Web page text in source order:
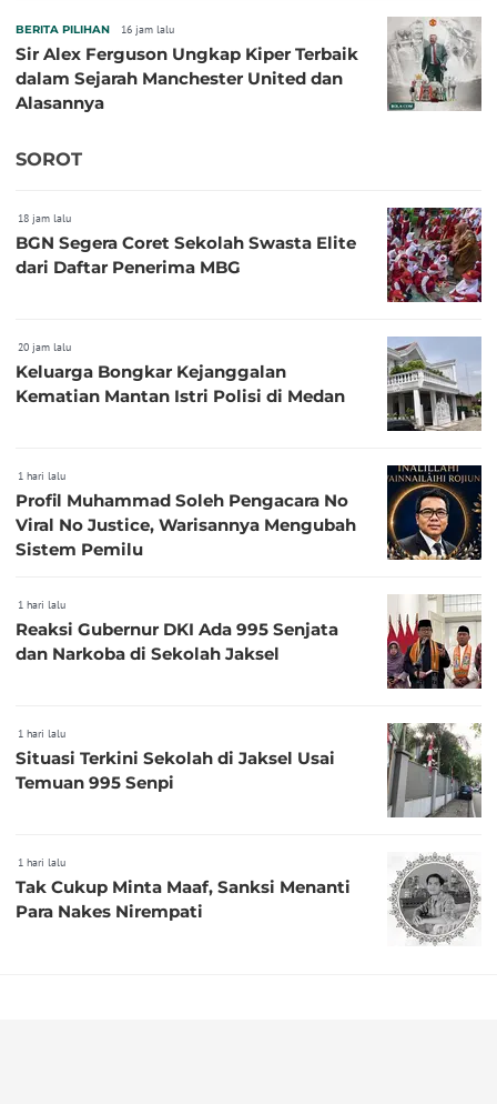
BERITA PILIHAN 16 jam lalu
Sir Alex Ferguson Ungkap Kiper Terbaik
dalam Sejarah Manchester United dan
Alasannya
SOROT
18 jam lalu
BGN Segera Coret Sekolah Swasta Elite
dari Daftar Penerima MBG
20 jam lalu
Keluarga Bongkar Kejanggalan
Kematian Mantan Istri Polisi di Medan
1 hari lalu
Profil Muhammad Soleh Pengacara No
Viral No Justice, Warisannya Mengubah
Sistem Pemilu
1 hari lalu
Reaksi Gubernur DKI Ada 995 Senjata
dan Narkoba di Sekolah Jaksel
1 hari lalu
Situasi Terkini Sekolah di Jaksel Usai
Temuan 995 Senpi
1 hari lalu
Tak Cukup Minta Maaf, Sanksi Menanti
Para Nakes Nirempati